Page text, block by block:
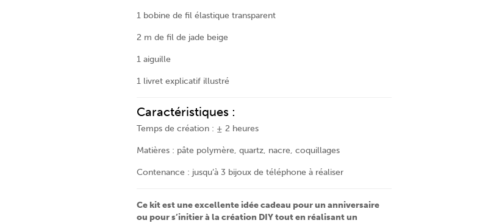
1 bobine de fil élastique transparent
2 m de fil de jade beige
1 aiguille
1 livret explicatif illustré
Caractéristiques :
Temps de création : ± 2 heures
Matières : pâte polymère, quartz, nacre, coquillages
Contenance : jusqu’à 3 bijoux de téléphone à réaliser
Ce kit est une excellente idée cadeau pour un anniversaire
ou pour s’initier à la création DIY tout en réalisant un